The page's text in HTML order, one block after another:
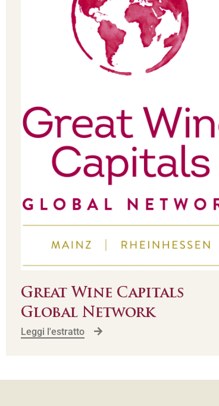
Great Wine Capitals
Global Network
Leggi l'estratto